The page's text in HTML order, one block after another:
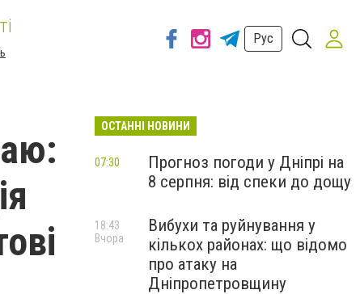
Рус
ОСТАННІ НОВИНИ
Прогноз погоди у Дніпрі на
8 серпня: від спеки до дощу
07:30
Вибухи та руйнування у
кількох районах: що відомо
про атаку на
Дніпропетровщину
18:43
Вчора